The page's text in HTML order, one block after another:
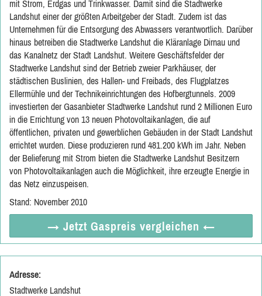
mit Strom, Erdgas und Trinkwasser. Damit sind die Stadtwerke
Landshut einer der größten Arbeitgeber der Stadt. Zudem ist das
Unternehmen für die Entsorgung des Abwassers verantwortlich. Darüber
hinaus betreiben die Stadtwerke Landshut die Kläranlage Dirnau und
das Kanalnetz der Stadt Landshut. Weitere Geschäftsfelder der
Stadtwerke Landshut sind der Betrieb zweier Parkhäuser, der
städtischen Buslinien, des Hallen- und Freibads, des Flugplatzes
Ellermühle und der Technikeinrichtungen des Hofbergtunnels. 2009
investierten der Gasanbieter Stadtwerke Landshut rund 2 Millionen Euro
in die Errichtung von 13 neuen Photovoltaikanlagen, die auf
öffentlichen, privaten und gewerblichen Gebäuden in der Stadt Landshut
errichtet wurden. Diese produzieren rund 481.200 kWh im Jahr. Neben
der Belieferung mit Strom bieten die Stadtwerke Landshut Besitzern
von Photovoltaikanlagen auch die Möglichkeit, ihre erzeugte Energie in
das Netz einzuspeisen.
Stand: November 2010
→ Jetzt Gaspreis vergleichen ←
Adresse:
Stadtwerke Landshut